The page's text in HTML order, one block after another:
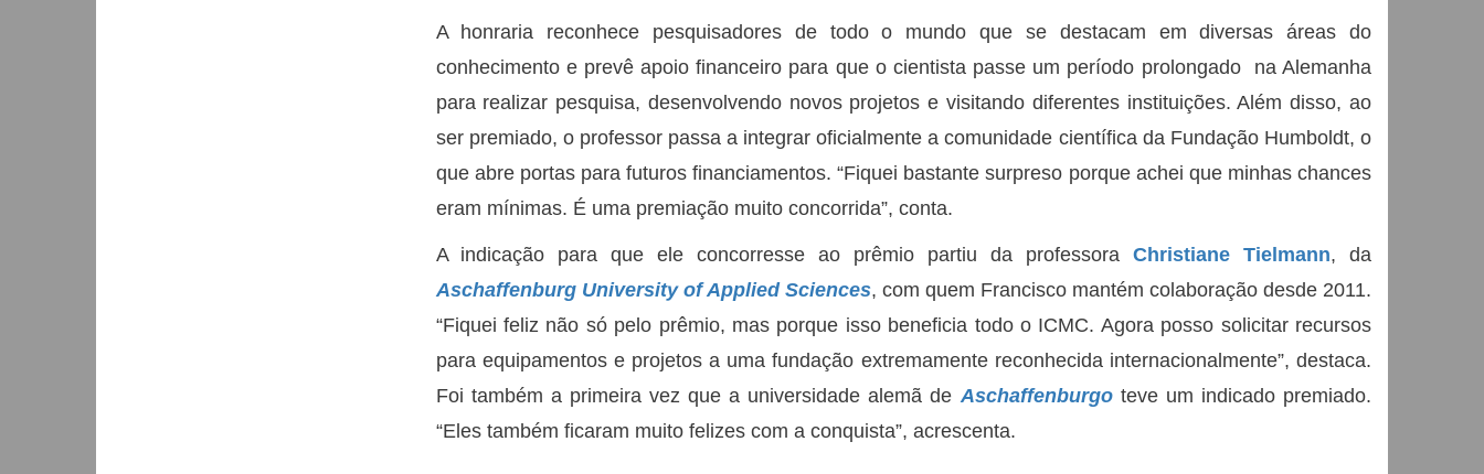
A honraria reconhece pesquisadores de todo o mundo que se destacam em diversas áreas do
conhecimento e prevê apoio financeiro para que o cientista passe um período prolongado na Alemanha
para realizar pesquisa, desenvolvendo novos projetos e visitando diferentes instituições. Além disso, ao
ser premiado, o professor passa a integrar oficialmente a comunidade científica da Fundação Humboldt, o
que abre portas para futuros financiamentos. “Fiquei bastante surpreso porque achei que minhas chances
eram mínimas. É uma premiação muito concorrida”, conta.
A indicação para que ele concorresse ao prêmio partiu da professoraChristiane Tielmann, da
Aschaffenburg University of Applied Sciences, com quem Francisco mantém colaboração desde 2011.
“Fiquei feliz não só pelo prêmio, mas porque isso beneficia todo o ICMC. Agora posso solicitar recursos
para equipamentos e projetos a uma fundação extremamente reconhecida internacionalmente”, destaca.
Foi também a primeira vez que a universidade alemã de Aschaffenburgoteve um indicado premiado.
“Eles também ficaram muito felizes com a conquista”, acrescenta.